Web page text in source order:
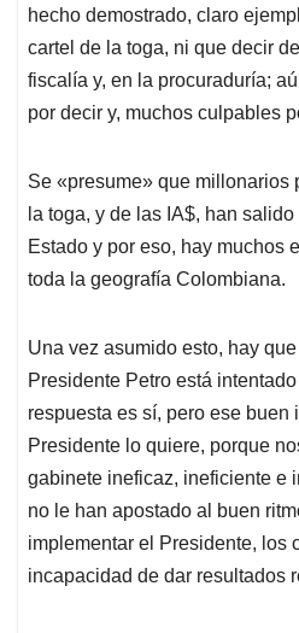
hecho demostrado, claro
cartel de la toga, ni que decir
fiscalía y, en la procuraduría;
por decir y, muchos culpables
Se «presume» que millonarios
la toga, y de las IA$, han
Estado y por eso, hay muchos
toda la geografía Colombiana.
Una vez asumido esto, hay
Presidente Petro está
respuesta es sí, pero ese buen
Presidente lo quiere, porque
gabinete ineficaz, ineficiente e
no le han apostado al buen
implementar el Presidente, los
incapacidad de dar resultados